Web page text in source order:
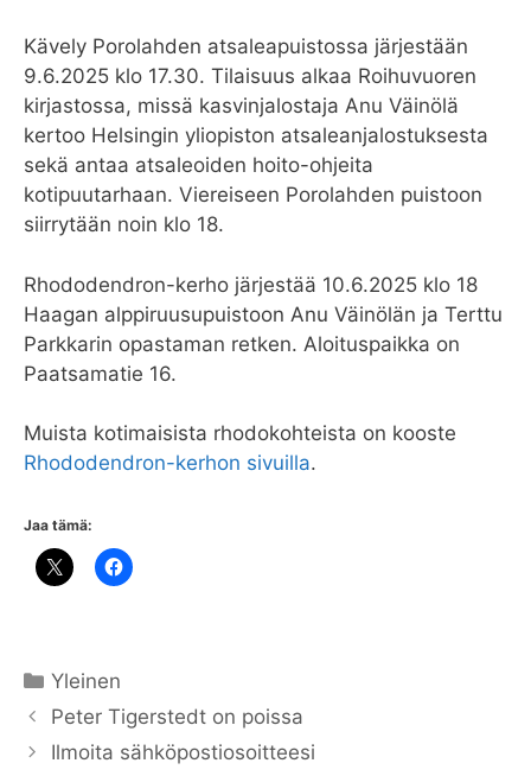
Kävely Porolahden atsaleapuistossa järjestään
9.6.2025 klo 17.30. Tilaisuus alkaa Roihuvuoren
kirjastossa, missä kasvinjalostaja Anu Väinölä
kertoo Helsingin yliopiston atsaleanjalostuksesta
sekä antaa atsaleoiden hoito-ohjeita
kotipuutarhaan. Viereiseen Porolahden puistoon
siirrytään noin klo 18.
Rhododendron-kerho järjestää 10.6.2025 klo 18
Haagan alppiruusupuistoon Anu Väinölän ja Terttu
Parkkarin opastaman retken. Aloituspaikka on
Paatsamatie 16.
Muista kotimaisista rhodokohteista on kooste
Rhododendron-kerhon sivuilla.
Jaa tämä:
Kategoriat
Yleinen
Peter Tigerstedt on poissa
Ilmoita sähköpostiosoitteesi